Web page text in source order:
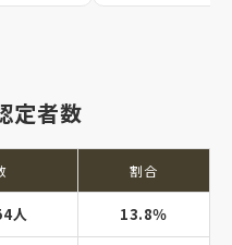
定者数
割合
人 13.8％